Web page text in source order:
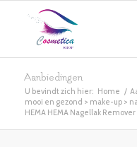
Aanbiedingen
U bevindt zich hier: Home /
mooi en gezond > make-up >
HEMA HEMA Nagellak Remover